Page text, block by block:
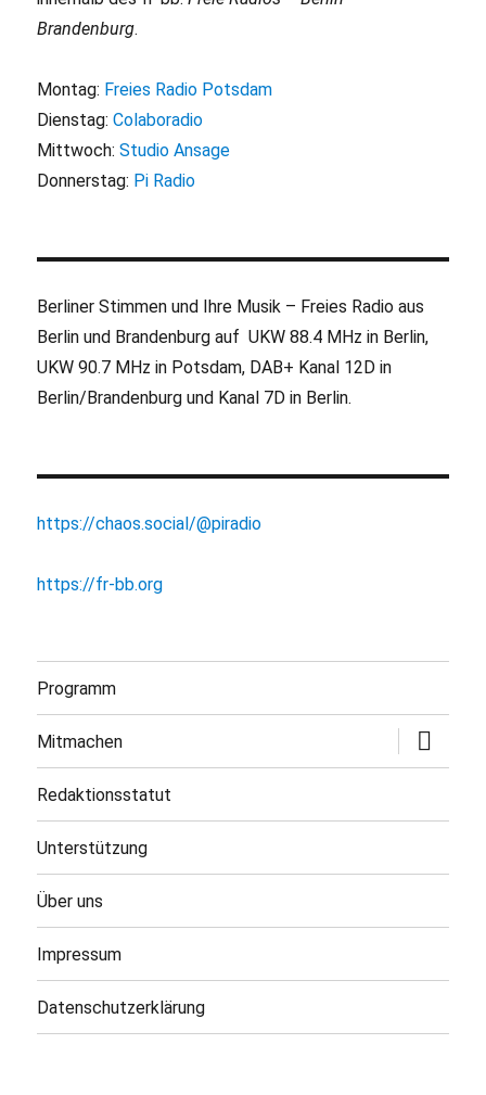
Brandenburg.
Montag: Freies Radio Potsdam
Dienstag:Colaboradio
Mittwoch:Studio Ansage
Donnerstag: Pi Radio
Berliner Stimmen und Ihre Musik – Freies Radio aus
Berlin und Brandenburg auf UKW 88.4 MHz in Berlin,
UKW 90.7 MHz in Potsdam, DAB+ Kanal 12D in
Berlin/Brandenburg und Kanal 7D in Berlin.
https://chaos.social/@piradio
https://fr-bb.org
Programm
Mitmachen
öffnen
Redaktionsstatut
Unterstützung
Über uns
Impressum
Datenschutzerklärung